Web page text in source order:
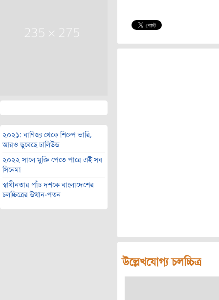
২০২১: বাণিজ্য থেকে শিল্পে ভারি,
আরও ডুবেছে ঢালিউড
২০২২ সালে মুক্তি পেতে পারে এই সব
সিনেমা
স্বাধীনতার পাঁচ দশকে বাংলাদেশের
চলচ্চিত্রের উত্থান-পতন
উল্লেখযোগ্য চলচ্চিত্র